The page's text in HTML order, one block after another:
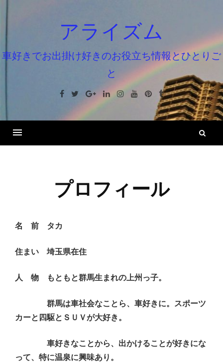
ン
ツ
ッ
アライズム
車好きでお出掛け好きのお役立ち情報とひとりご
と
Facebook
TwitterGoogle+LinkedinInstagramYoutube
Pinterest
Tumblr
プロフィール
名 前 タカ
住まい 埼玉県在住
人 物 もともと群馬生まれの上州っ子。
群馬は車社会なことら、車好きに。スポーツ
カーと四駆とＳＵＶが大好き。
車好きなことから、出かけることが好きにな
って、特に温泉に興味あり。